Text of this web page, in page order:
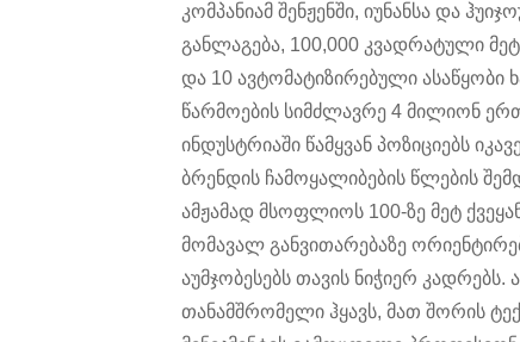
კომპანიამ შენჟენში, იუნანსა და
განლაგება, 100,000 კვადრატული
და 10 ავტომატიზირებული ასაწყობი
წარმოების სიმძლავრე 4 მილიონ
ინდუსტრიაში წამყვან პოზიციებს
ბრენდის ჩამოყალიბების წლების
ამჟამად მსოფლიოს 100-ზე მეტ
მომავალ განვითარებაზე
აუმჯობესებს თავის ნიჭიერ კადრებს.
თანამშრომელი ჰყავს, მათ შორის